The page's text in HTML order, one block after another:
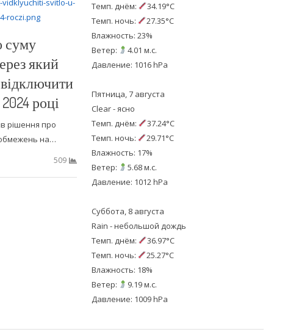
суму
який
році
рішення про
на…
509
Темп. днём:
34.19°C
Темп. ночь:
27.35°C
Влажность: 23%
Ветер:
4.01 м.с.
Давление: 1016 hPa
Пятница, 7 августа
Clear - ясно
Темп. днём:
37.24°C
Темп. ночь:
29.71°C
Влажность: 17%
Ветер:
5.68 м.с.
Давление: 1012 hPa
Суббота, 8 августа
Rain - небольшой дождь
Темп. днём:
36.97°C
Темп. ночь:
25.27°C
Влажность: 18%
Ветер:
9.19 м.с.
Давление: 1009 hPa